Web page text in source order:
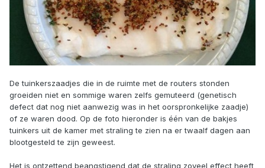
De tuinkerszaadjes die in de ruimte met de routers stonden
groeiden niet en sommige waren zelfs gemuteerd (genetisch
defect dat nog niet aanwezig was in het oorspronkelijke zaadje)
of ze waren dood. Op de foto hieronder is één van de bakjes
tuinkers uit de kamer met straling te zien na er twaalf dagen aan
blootgesteld te zijn geweest.
Het is ontzettend beangstigend dat de straling zoveel effect heeft